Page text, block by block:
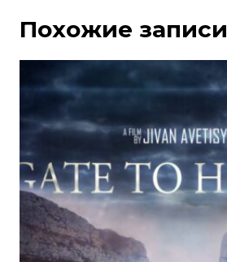
Похожие записи